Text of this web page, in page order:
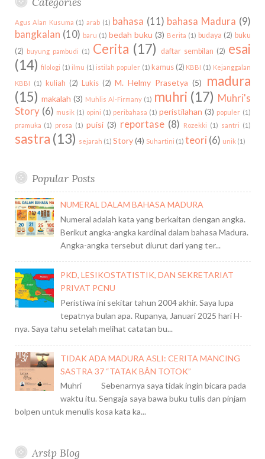
:
Agus Alan Kusuma (1) arab (1) bahasa (11) bahasa Madura (9)
bangkalan (10) baru (1) bedah buku (3) Berita (1) budaya (2) buku
(2) buyung pambudi (1) Cerita (17) daftar sembilan (2) esai
(14) filologi (1) ilmu (1) istilah populer (1) kamus (2) KBBI (1) Kejanggalan
KBBI (1) kuliah (2) Lukis (2) M. Helmy Prasetya (5)
madura
(15) makalah (3) Muhlis Al-Firmany (1) muhri (17) Muhri's
Story (6) musik (1) opini (1) peribahasa (1) peristilahan (3) populer (1)
pramuka (1) prosa (1) puisi (3) reportase (8) Rozekki (1) santri (1)
sastra (13) sejarah (1) Story (4) Suhartini (1) teori (6) unik (1)
Popular Posts
NUMERAL DALAM BAHASA MADURA
Numeral adalah kata yang berkaitan dengan angka.
Berikut angka-angka kardinal dalam bahasa Madura.
Angka-angka tersebut diurut dari yang ter...
PKD, LESIKOSTATISTIK, DAN SEKRETARIAT
PRIVAT PCNU
Peristiwa ini sekitar tahun 2004 akhir. Saya lupa
tepatnya bulan apa. Rupanya, Januari 2025 hari H-
nya. Saya tahu setelah melihat catatan bu...
TIDAK ADA MADURA ASLI: CERITA MANCING
SASTRA 37 “TATAK BÂN TOTOK”
Muhri Sebenarnya saya tidak ingin bicara pada
waktu itu. Sengaja saya bawa buku tulis dan pinjam
bolpen untuk menulis kosa kata ka...
Arsip Blog